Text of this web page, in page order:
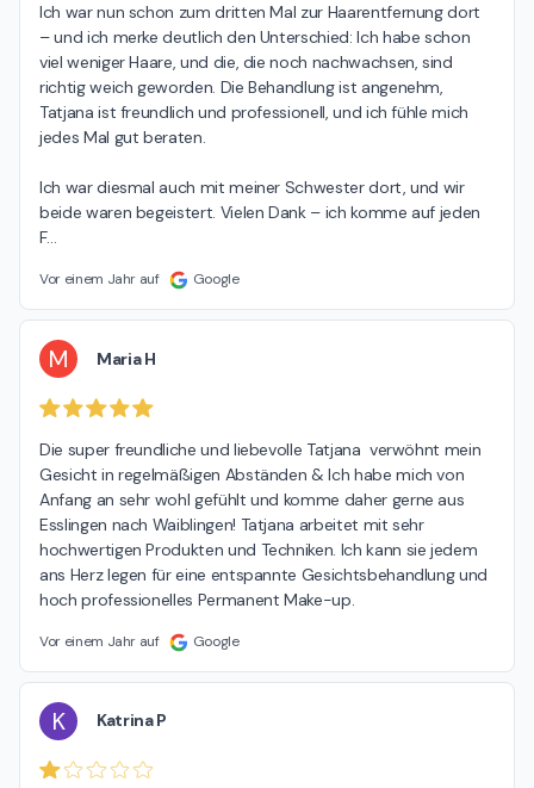
Ich war nun schon zum dritten Mal zur Haarentfernung dort
– und ich merke deutlich den Unterschied: Ich habe schon
viel weniger Haare, und die, die noch nachwachsen, sind
richtig weich geworden. Die Behandlung ist angenehm,
Tatjana ist freundlich und professionell, und ich fühle mich
jedes Mal gut beraten.
Ich war diesmal auch mit meiner Schwester dort, und wir
beide waren begeistert. Vielen Dank – ich komme auf jeden
F…
Vor einem Jahr auf Google
M Maria H
Die super freundliche und liebevolle Tatjana  verwöhnt mein
Gesicht in regelmäßigen Abständen & Ich habe mich von
Anfang an sehr wohl gefühlt und komme daher gerne aus
Esslingen nach Waiblingen! Tatjana arbeitet mit sehr
hochwertigen Produkten und Techniken. Ich kann sie jedem
ans Herz legen für eine entspannte Gesichtsbehandlung und
hoch professionelles Permanent Make-up.
Vor einem Jahr auf Google
K Katrina P